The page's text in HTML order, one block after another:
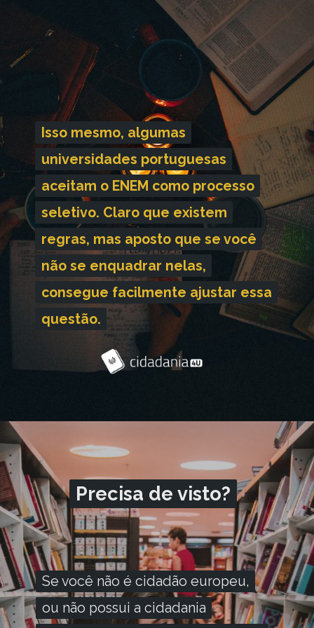
Isso mesmo, algumas
universidades portuguesas
aceitam o ENEM como processo
seletivo. Claro que existem
regras, mas aposto que se você
não se enquadrar nelas,
consegue facilmente ajustar essa
questão.
Isso mesmo, algumas
universidades portuguesas
aceitam o ENEM como processo
seletivo. Claro que existem
regras, mas aposto que se você
não se enquadrar nelas,
consegue facilmente ajustar essa
questão.
Precisa de visto?
Precisa de visto?
Se você não é cidadão europeu,
ou não possui a cidadania
Se você não é cidadão europeu,
ou não possui a cidadania